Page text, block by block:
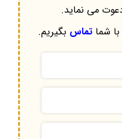
می نماید.
با شماتماس بگیریم.